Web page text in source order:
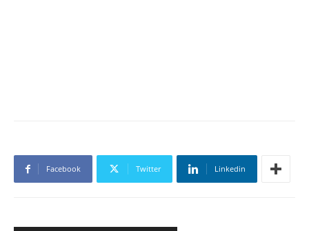
Facebook Twitter Linkedin